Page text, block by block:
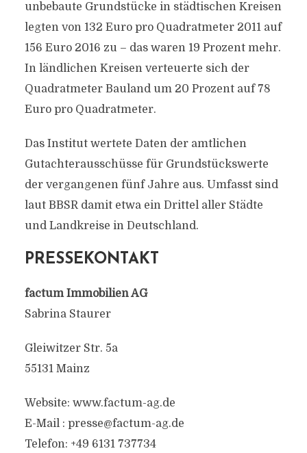
unbebaute Grundstücke in städtischen Kreisen
legten von 132 Euro pro Quadratmeter 2011 auf
156 Euro 2016 zu – das waren 19 Prozent mehr.
In ländlichen Kreisen verteuerte sich der
Quadratmeter Bauland um 20 Prozent auf 78
Euro pro Quadratmeter.
Das Institut wertete Daten der amtlichen
Gutachterausschüsse für Grundstückswerte
der vergangenen fünf Jahre aus. Umfasst sind
laut BBSR damit etwa ein Drittel aller Städte
und Landkreise in Deutschland.
PRESSEKONTAKT
factum Immobilien AG
Sabrina Staurer
Gleiwitzer Str. 5a
55131 Mainz
Website: www.factum-ag.de
E-Mail : presse@factum-ag.de
Telefon: +49 6131 737734